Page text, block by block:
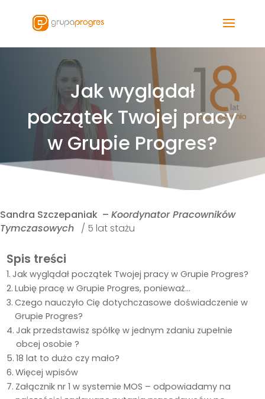
Jak wyglądał
początek Twojej pracy
w Grupie Progres?
Sandra Szczepaniak – Koordynator Pracowników
Tymczasowych / 5 lat stażu
Spis treści
Jak wyglądał początek Twojej pracy w Grupie Progres?
Lubię pracę w Grupie Progres, ponieważ…
Czego nauczyło Cię dotychczasowe doświadczenie w
Grupie Progres?
Jak przedstawisz spółkę w jednym zdaniu zupełnie
obcej osobie ?
18 lat to dużo czy mało?
Więcej wpisów
Załącznik nr 1 w systemie MOS – odpowiadamy na